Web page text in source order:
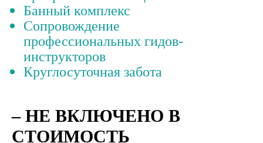
Банный комплекс
Сопровождение
профессиональных гидов-
инструкторов
Круглосуточная забота
– НЕ ВКЛЮЧЕНО В
СТОИМОСТЬ